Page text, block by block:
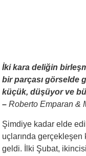
İki kara deliğin
bir parçası görselde
küçük, düşüyor ve
–Roberto Emparan &
Şimdiye kadar elde
uçlarında
geldi. İlki Şubat,